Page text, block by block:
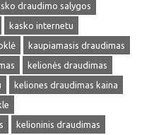
draudimo salygos
kasko internetu
kaupiamasis draudimas
kelionės draudimas
keliones draudimas kaina
kelioninis draudimas